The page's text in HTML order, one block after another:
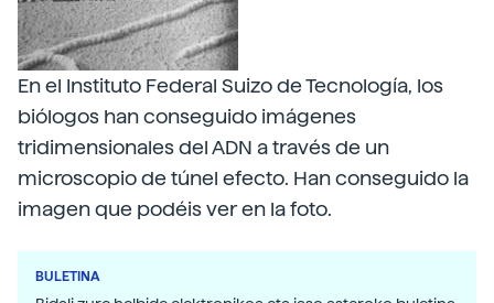
En el Instituto Federal Suizo de Tecnología, los
biólogos han conseguido imágenes
tridimensionales del ADN a través de un
microscopio de túnel efecto. Han conseguido la
imagen que podéis ver en la foto.
BULETINA